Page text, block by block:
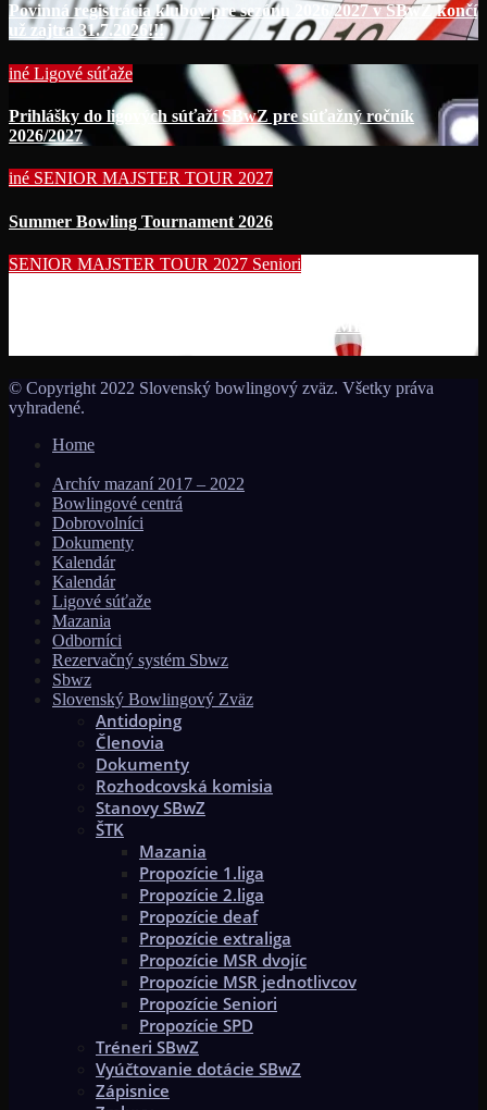
Povinná registrácia klubov pre sezónu 2026/2027 v SBwZ končí
už zajtra 31.7.2026!!!
iné Ligové súťaže
Prihlášky do ligových súťaží SBwZ pre súťažný ročník
2026/2027
iné SENIOR MAJSTER TOUR 2027
Summer Bowling Tournament 2026
SENIOR MAJSTER TOUR 2027 Seniori
MS seniorov 2027 v Thajsku turnajom SUMMER BOWLING
© Copyright 2022 Slovenský bowlingový zväz. Všetky práva
vyhradené.
Home
Archív mazaní 2017 – 2022
Bowlingové centrá
Dobrovolníci
Dokumenty
Kalendár
Kalendár
Ligové súťaže
Mazania
Odborníci
Rezervačný systém Sbwz
Sbwz
Slovenský Bowlingový Zväz
Antidoping
Členovia
Dokumenty
Rozhodcovská komisia
Stanovy SBwZ
ŠTK
Mazania
Propozície 1.liga
Propozície 2.liga
Propozície deaf
Propozície extraliga
Propozície MSR dvojíc
Propozície MSR jednotlivcov
Propozície Seniori
Propozície SPD
Tréneri SBwZ
Vyúčtovanie dotácie SBwZ
Zápisnice